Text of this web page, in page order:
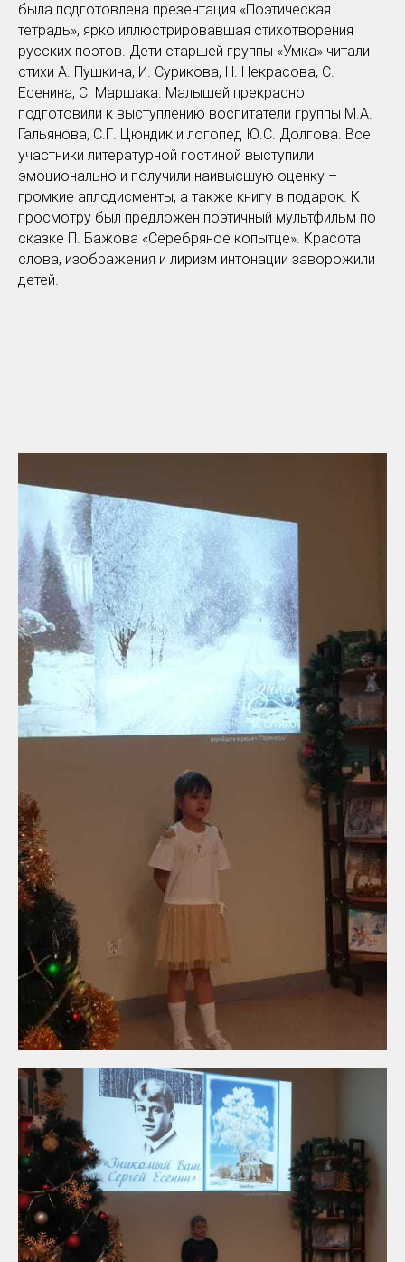
была подготовлена презентация «Поэтическая
тетрадь», ярко иллюстрировавшая стихотворения
русских поэтов. Дети старшей группы «Умка» читали
стихи А. Пушкина, И. Сурикова, Н. Некрасова, С.
Есенина, С. Маршака. Малышей прекрасно
подготовили к выступлению воспитатели группы М.А.
Гальянова, С.Г. Цюндик и логопед Ю.С. Долгова. Все
участники литературной гостиной выступили
эмоционально и получили наивысшую оценку –
громкие аплодисменты, а также книгу в подарок. К
просмотру был предложен поэтичный мультфильм по
сказке П. Бажова «Серебряное копытце». Красота
слова, изображения и лиризм интонации заворожили
детей.